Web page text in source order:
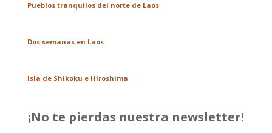
Pueblos tranquilos del norte de Laos
Dos semanas en Laos
Isla de Shikoku e Hiroshima
¡No te pierdas nuestra newsletter!